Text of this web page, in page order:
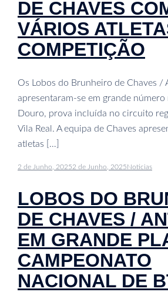
DE CHAVES
VÁRIOS
COMPETIÇÃO
Os Lobos do Brunheiro de Chaves /
apresentaram-se em grande número
Douro, prova incluída no circuito
Vila Real. A equipa de Chaves
atletas […]
2 de Junho, 20252 de Junho, 2025Noticias
LOBOS DO
DE CHAVES /
EM GRANDE
CAMPEONATO
NACIONAL DE